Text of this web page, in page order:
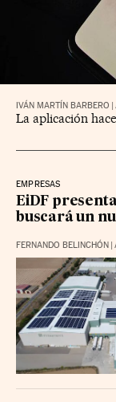
IVÁN MARTÍN BARBERO |
La aplicación
EMPRESAS
EiDF
buscará un
FERNANDO BELINCHÓN |